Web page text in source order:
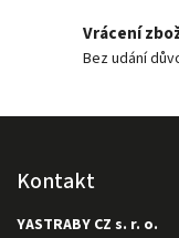
Vrácení
Bez udání
Kontakt
YASTRABY CZ s. r. o.